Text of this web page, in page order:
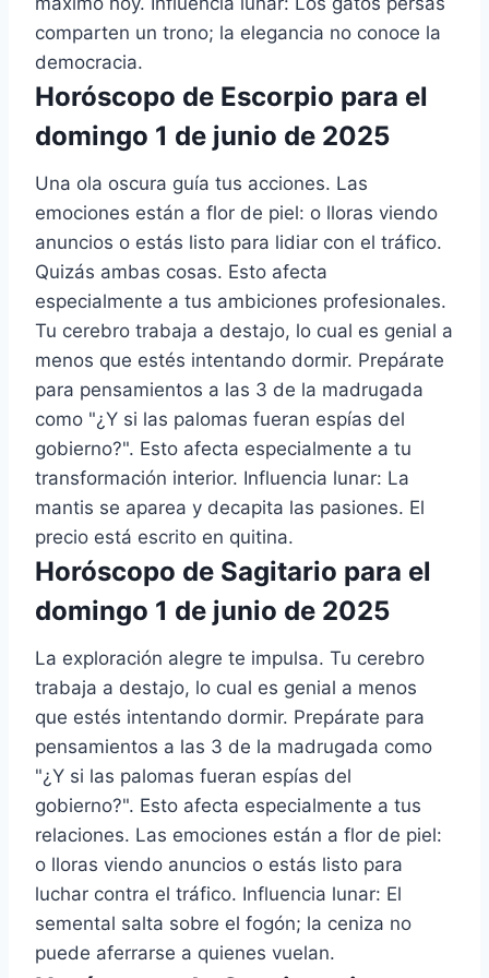
comparten un trono; la elegancia no conoce la
democracia.
Horóscopo de Escorpio para el
domingo 1 de junio de 2025
Una ola oscura guía tus acciones. Las
emociones están a flor de piel: o lloras viendo
anuncios o estás listo para lidiar con el tráfico.
Quizás ambas cosas. Esto afecta
especialmente a tus ambiciones profesionales.
Tu cerebro trabaja a destajo, lo cual es genial a
menos que estés intentando dormir. Prepárate
para pensamientos a las 3 de la madrugada
como "¿Y si las palomas fueran espías del
gobierno?". Esto afecta especialmente a tu
transformación interior. Influencia lunar: La
mantis se aparea y decapita las pasiones. El
precio está escrito en quitina.
Horóscopo de Sagitario para el
domingo 1 de junio de 2025
La exploración alegre te impulsa. Tu cerebro
trabaja a destajo, lo cual es genial a menos
que estés intentando dormir. Prepárate para
pensamientos a las 3 de la madrugada como
"¿Y si las palomas fueran espías del
gobierno?". Esto afecta especialmente a tus
relaciones. Las emociones están a flor de piel:
o lloras viendo anuncios o estás listo para
luchar contra el tráfico. Influencia lunar: El
semental salta sobre el fogón; la ceniza no
puede aferrarse a quienes vuelan.